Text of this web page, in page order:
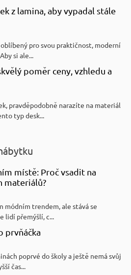
z lamina, aby vypadal stále
pro svou praktičnost, moderní
si ale...
poměr ceny, vzhledu a
pravděpodobně narazíte na materiál
typ desk...
místě: Proč vsadit na
materiálů?
módním trendem, ale stává se
lidí přemýšlí, c...
prvňáčka
poprvé do školy a ještě nemá svůj
čas...